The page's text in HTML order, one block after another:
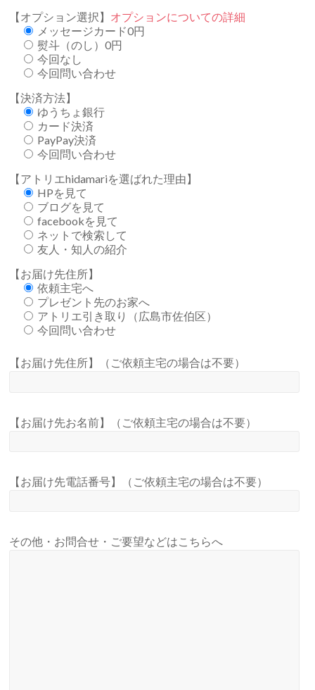
【オプション選択】 オプションについての詳細
メッセージカード0円
熨斗（のし）0円
今回なし
今回問い合わせ
【決済方法】
ゆうちょ銀行
カード決済
PayPay決済
今回問い合わせ
【アトリエhidamariを選ばれた理由】
HPを見て
ブログを見て
facebookを見て
ネットで検索して
友人・知人の紹介
【お届け先住所】
依頼主宅へ
プレゼント先のお家へ
アトリエ引き取り（広島市佐伯区）
今回問い合わせ
【お届け先住所】（ご依頼主宅の場合は不要）
【お届け先お名前】（ご依頼主宅の場合は不要）
【お届け先電話番号】（ご依頼主宅の場合は不要）
その他・お問合せ・ご要望などはこちらへ